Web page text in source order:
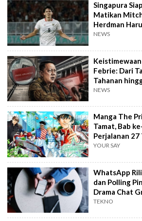
Singapura
Matikan
Herdman
NEWS
Keistimewaan
Febrie: Dari
Tahanan
Negara
NEWS
Manga The
Tamat, Bab
Perjalanan 27
YOUR SAY
WhatsApp
dan Polling
Drama Chat
TEKNO